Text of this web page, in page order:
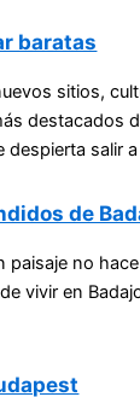
baratas
sitios,
destacados
despierta salir a
de
paisaje no
vivir en